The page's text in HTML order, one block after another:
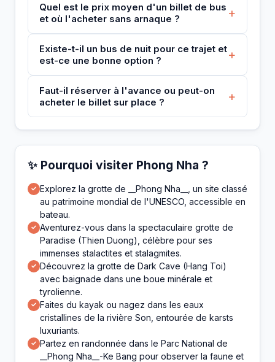
Quel est le prix moyen d'un billet de bus
et où l'acheter sans arnaque ?
+
Existe-t-il un bus de nuit pour ce trajet et
est-ce une bonne option ?
+
Faut-il réserver à l'avance ou peut-on
acheter le billet sur place ?
+
✨ Pourquoi visiter Phong Nha ?
✓ Explorez la grotte de __Phong Nha__, un site classé
au patrimoine mondial de l'UNESCO, accessible en
bateau.
✓ Aventurez-vous dans la spectaculaire grotte de
Paradise (Thien Duong), célèbre pour ses
immenses stalactites et stalagmites.
✓ Découvrez la grotte de Dark Cave (Hang Toi)
avec baignade dans une boue minérale et
tyrolienne.
✓ Faites du kayak ou nagez dans les eaux
cristallines de la rivière Son, entourée de karsts
luxuriants.
✓ Partez en randonnée dans le Parc National de
__Phong Nha__-Ke Bang pour observer la faune et